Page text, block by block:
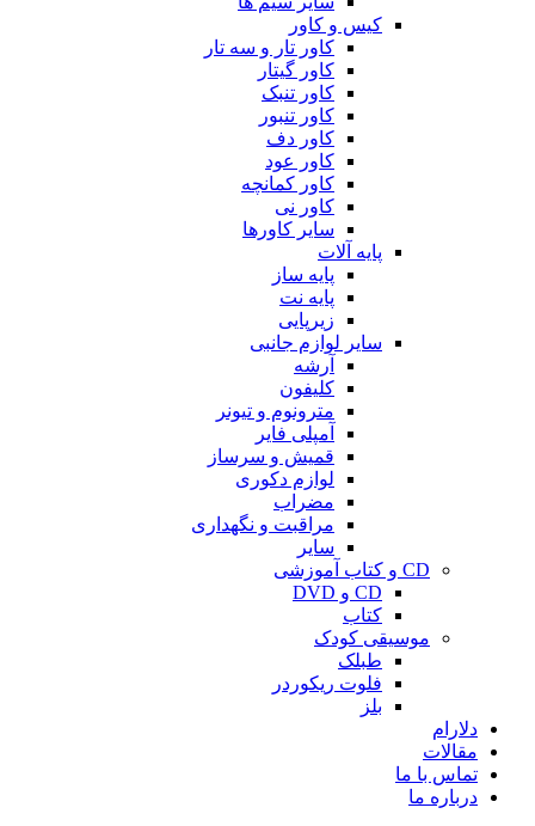
کیس و کاور
کاور تار و سه تار
کاور گیتار
کاور تنبک
کاور تنبور
کاور دف
کاور عود
کاور کمانچه
کاور نی
سایر کاورها
پایه آلات
پایه ساز
پایه نت
زیرپایی
سایر لوازم جانبی
آرشه
کلیفون
مترونوم و تیونر
آمپلی فایر
قمیش و سرساز
لوازم دکوری
مضراب
مراقبت و نگهداری
سایر
CD و کتاب آموزشی
CD و DVD
کتاب
موسیقی کودک
طبلک
فلوت ریکوردر
بلز
دلارام
مقالات
تماس با ما
درباره ما